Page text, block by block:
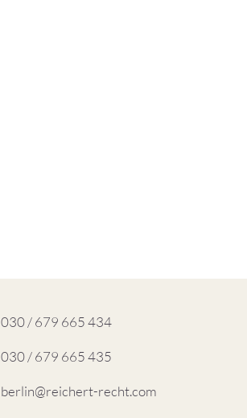
030 / 679 665 434
030 / 679 665 435
berlin@reichert-recht.com